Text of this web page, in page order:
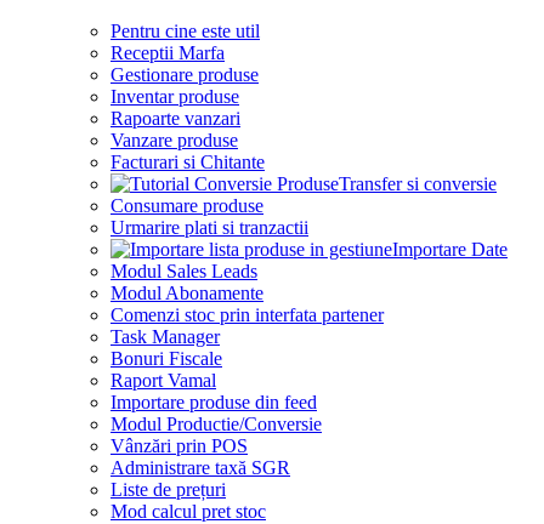
Pentru cine este util
Receptii Marfa
Gestionare produse
Inventar produse
Rapoarte vanzari
Vanzare produse
Facturari si Chitante
Transfer si conversie
Consumare produse
Urmarire plati si tranzactii
Importare Date
Modul Sales Leads
Modul Abonamente
Comenzi stoc prin interfata partener
Task Manager
Bonuri Fiscale
Raport Vamal
Importare produse din feed
Modul Productie/Conversie
Vânzări prin POS
Administrare taxă SGR
Liste de prețuri
Mod calcul pret stoc